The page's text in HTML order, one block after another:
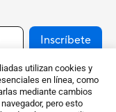
utilizan cookies y
en línea, como
mediante cambios
pero esto
Inscríbete